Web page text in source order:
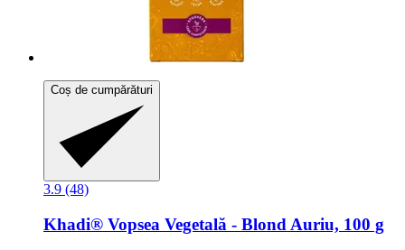
Coș de cumpărături
3.9 (48)
Khadi® Vopsea Vegetală -​ Blond Auriu, 100 g